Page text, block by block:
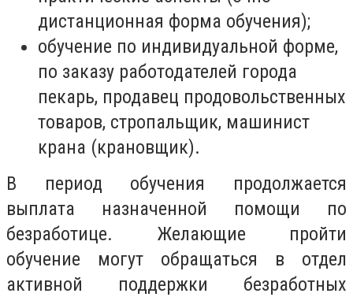
дистанционная форма обучения);
обучение по индивидуальной форме,
по заказу работодателей города
пекарь, продавец продовольственных
товаров, стропальщик, машинист
крана (крановщик).
В период обучения продолжается
выплата назначенной помощи по
безработице. Желающие пройти
обучение могут обращаться в отдел
активной поддержки безработных